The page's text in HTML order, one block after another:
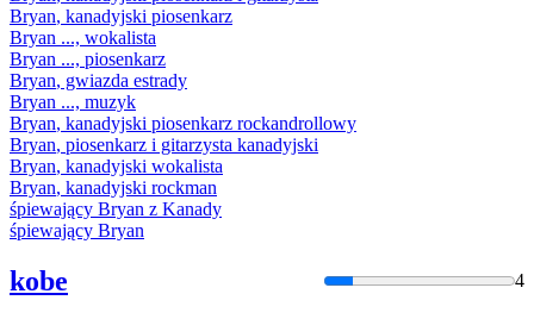
Bryan, kanadyjski piosenkarz
Bryan ..., wokalista
Bryan ..., piosenkarz
Bryan, gwiazda estrady
Bryan ..., muzyk
Bryan, kanadyjski piosenkarz rockandrollowy
Bryan, piosenkarz i gitarzysta kanadyjski
Bryan, kanadyjski wokalista
Bryan, kanadyjski rockman
śpiewający Bryan z Kanady
śpiewający Bryan
kobe 4